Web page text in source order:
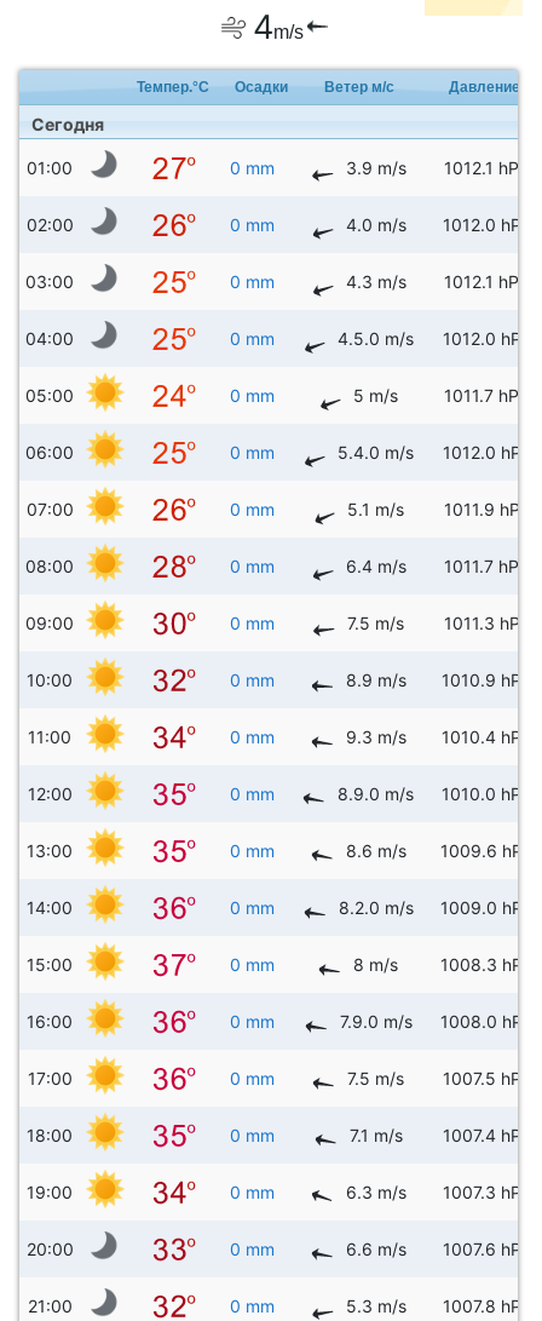
4m/s
Темпер.°C Осадки Ветер м/с Давление
Сегодня
01:00 0 mm 3.9 m/s 1012.1 hPa
02:00 0 mm 4.0 m/s 1012.0 hPa
03:00 0 mm 4.3 m/s 1012.1 hPa
04:00 0 mm 4.5.0 m/s 1012.0 hPa
05:00 0 mm 5 m/s 1011.7 hPa
06:00 0 mm 5.4.0 m/s 1012.0 hPa
07:00 0 mm 5.1 m/s 1011.9 hPa
08:00 0 mm 6.4 m/s 1011.7 hPa
09:00 0 mm 7.5 m/s 1011.3 hPa
10:00 0 mm 8.9 m/s 1010.9 hPa
11:00 0 mm 9.3 m/s 1010.4 hPa
12:00 0 mm 8.9.0 m/s 1010.0 hPa
13:00 0 mm 8.6 m/s 1009.6 hPa
14:00 0 mm 8.2.0 m/s 1009.0 hPa
15:00 0 mm 8 m/s 1008.3 hPa
16:00 0 mm 7.9.0 m/s 1008.0 hPa
17:00 0 mm 7.5 m/s 1007.5 hPa
18:00 0 mm 7.1 m/s 1007.4 hPa
19:00 0 mm 6.3 m/s 1007.3 hPa
20:00 0 mm 6.6 m/s 1007.6 hPa
21:00 0 mm 5.3 m/s 1007.8 hPa